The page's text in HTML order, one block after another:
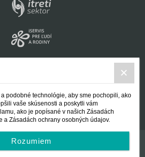
Kontakt
podobné technológie, aby sme pochopili, ako
vaše skúsenosti a poskytli vám
ako je popísané v našich Zásadách
a Zásadách ochrany osobných údajov.
Rozumiem